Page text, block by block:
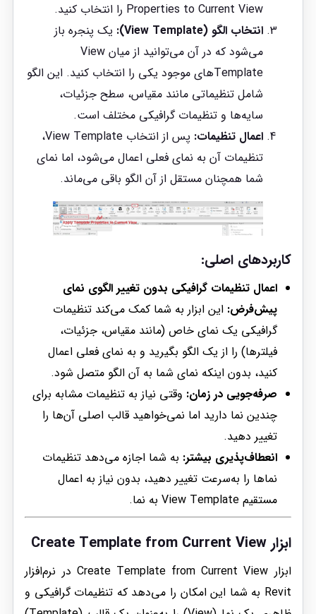
Properties to Current View را انتخاب کنید.
انتخاب الگو (View Template):
یک پنجره باز
می‌شود که در آن می‌توانید از میان View
Template‌های موجود یکی را انتخاب کنید. این الگو
شامل تنظیماتی مانند مقیاس، سطح جزئیات،
سایه‌ها و تنظیمات گرافیکی مختلف است.
اعمال تنظیمات:
پس از انتخاب View Template،
تنظیمات آن به نمای فعلی اعمال می‌شود، اما نمای
شما همچنان مستقل از آن الگو باقی می‌ماند.
کاربردهای اصلی:
اعمال تنظیمات گرافیکی بدون تغییر الگوی نمای
پیش‌فرض: این ابزار به شما کمک می‌کند تنظیمات
گرافیکی یک نمای خاص (مانند مقیاس، جزئیات،
فیلترها) را از یک الگو بگیرید و به نمای فعلی اعمال
کنید، بدون اینکه نمای شما به آن الگو متصل شود.
صرفه‌جویی در زمان: وقتی نیاز به تنظیمات مشابه برای
چندین نما دارید اما نمی‌خواهید قالب اصلی آن‌ها را
تغییر دهید.
انعطاف‌پذیری بیشتر: به شما اجازه می‌دهد تنظیمات
نماها را به‌سرعت تغییر دهید، بدون نیاز به اعمال
مستقیم View Template به نما.
ابزارCreate Template from Current View
ابزار Create Template from Current View در نرم‌افزار
Revit به شما این امکان را می‌دهد که تنظیمات گرافیکی و